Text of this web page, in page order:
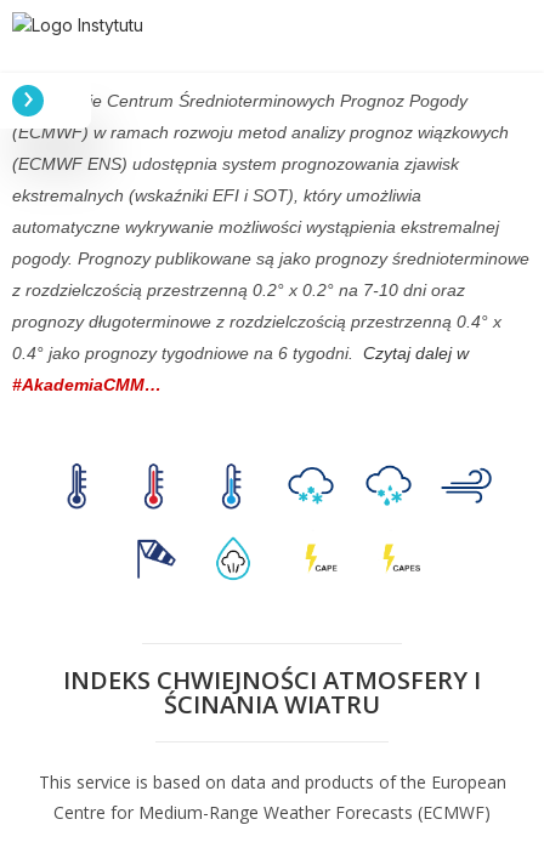
Europejskie Centrum Średnioterminowych Prognoz Pogody
(ECMWF) w ramach rozwoju metod analizy prognoz wiązkowych
(ECMWF ENS) udostępnia system prognozowania zjawisk
ekstremalnych (wskaźniki EFI i SOT), który umożliwia
automatyczne wykrywanie możliwości wystąpienia ekstremalnej
pogody. Prognozy publikowane są jako prognozy średnioterminowe
z rozdzielczością przestrzenną 0.2° x 0.2° na 7-10 dni oraz
prognozy długoterminowe z rozdzielczością przestrzenną 0.4° x
0.4° jako prognozy tygodniowe na 6 tygodni. Czytaj dalej w
#AkademiaCMM…
INDEKS CHWIEJNOŚCI ATMOSFERY I
ŚCINANIA WIATRU
This service is based on data and products of the European
Centre for Medium-Range Weather Forecasts (ECMWF)